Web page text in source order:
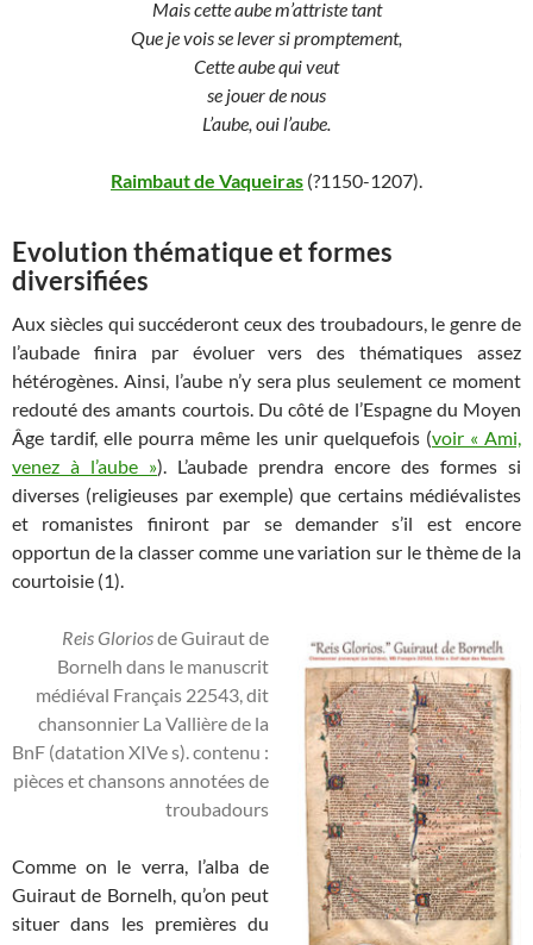
Mais cette aube m’attriste tant
Que je vois se lever si promptement,
Cette aube qui veut
se jouer de nous
L’aube, oui l’aube.
Raimbaut de Vaqueiras (?1150-1207).
Evolution thématique et formes
diversifiées
Aux siècles qui succéderont ceux des troubadours, le genre de
l’aubade finira par évoluer vers des thématiques assez
hétérogènes. Ainsi, l’aube n’y sera plus seulement ce moment
redouté des amants courtois. Du côté de l’Espagne du Moyen
Âge tardif, elle pourra même les unir quelquefois (voir « Ami,
venez à l’aube »). L’aubade prendra encore des formes si
diverses (religieuses par exemple) que certains médiévalistes
et romanistes finiront par se demander s’il est encore
opportun de la classer comme une variation sur le thème de la
courtoisie (1).
Reis Gloriosde Guiraut de
Bornelh dans le manuscrit
médiéval Français 22543, dit
chansonnier La Vallière de la
BnF (datation XIVe s). contenu :
pièces et chansons annotées de
troubadours
Comme on le verra, l’alba de
Guiraut de Bornelh, qu’on peut
situer dans les premières du